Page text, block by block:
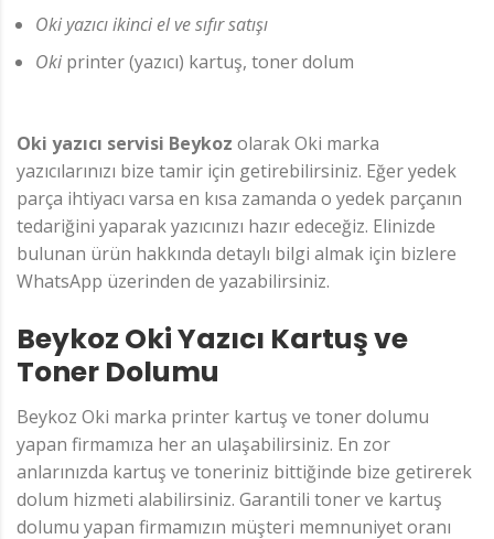
Oki yazıcı ikinci el ve sıfır satışı
Oki printer (yazıcı) kartuş, toner dolum
Oki yazıcı servisi Beykoz olarak Oki marka
yazıcılarınızı bize tamir için getirebilirsiniz. Eğer yedek
parça ihtiyacı varsa en kısa zamanda o yedek parçanın
tedariğini yaparak yazıcınızı hazır edeceğiz. Elinizde
bulunan ürün hakkında detaylı bilgi almak için bizlere
WhatsApp üzerinden de yazabilirsiniz.
Beykoz Oki Yazıcı Kartuş ve
Toner Dolumu
Beykoz Oki marka printer kartuş ve toner dolumu
yapan firmamıza her an ulaşabilirsiniz. En zor
anlarınızda kartuş ve toneriniz bittiğinde bize getirerek
dolum hizmeti alabilirsiniz. Garantili toner ve kartuş
dolumu yapan firmamızın müşteri memnuniyet oranı